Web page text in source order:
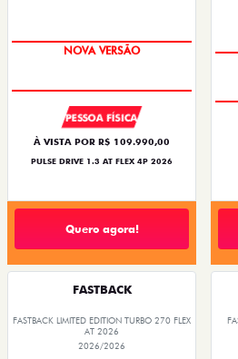
PREÇO IMPERDÍVEL
PESSOA FÍSICA
À VISTA POR R$ 109.990,00
PULSE DRIVE 1.3 AT FLEX 4P 2026
Quero agora!
FASTBACK
FASTBACK LIMITED EDITION TURBO 270 FLEX
AT 2026
2026/2026